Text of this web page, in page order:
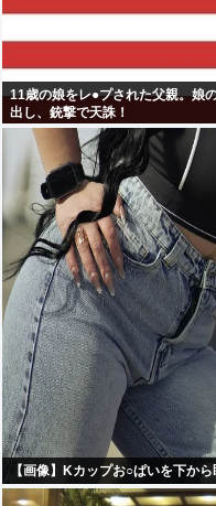
11歳の娘をレ●プされた父親。娘
出し、銃撃で天誅！
【画像】Kカップお○ぱいを下か